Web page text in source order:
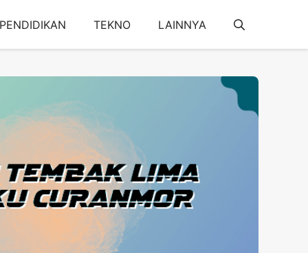
PENDIDIKAN TEKNO LAINNYA